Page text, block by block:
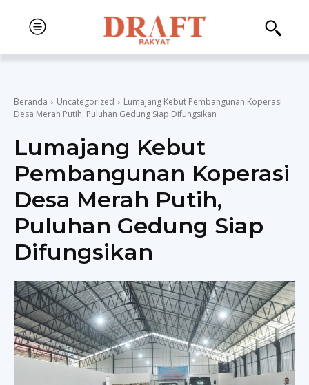
Beranda Uncategorized
Lumajang Kebut Pembangunan Koperasi
Desa Merah Putih, Puluhan Gedung Siap Difungsikan
Lumajang Kebut
Pembangunan Koperasi
Desa Merah Putih,
Puluhan Gedung Siap
Difungsikan